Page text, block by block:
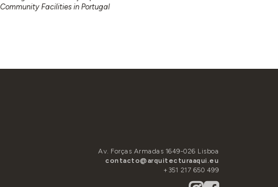
Facilities in Portugal
Av. Forças Armadas 1649-026 Lisboa
contacto@arquitecturaaqui.eu
+351 217 650 499